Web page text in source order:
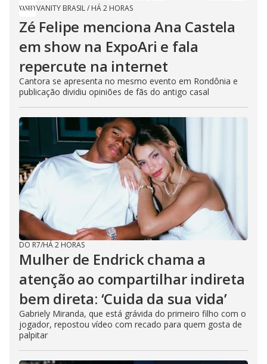
VANITY BRASIL/ HÁ 2 HORAS
Zé Felipe menciona Ana Castela
em show na ExpoAri e fala
repercute na internet
Cantora se apresenta no mesmo evento em Rondônia e
publicação dividiu opiniões de fãs do antigo casal
DO R7/HÁ 2 HORAS
Mulher de Endrick chama a
atenção ao compartilhar indireta
bem direta: ‘Cuida da sua vida’
Gabriely Miranda, que está grávida do primeiro filho com o
jogador, repostou vídeo com recado para quem gosta de
palpitar